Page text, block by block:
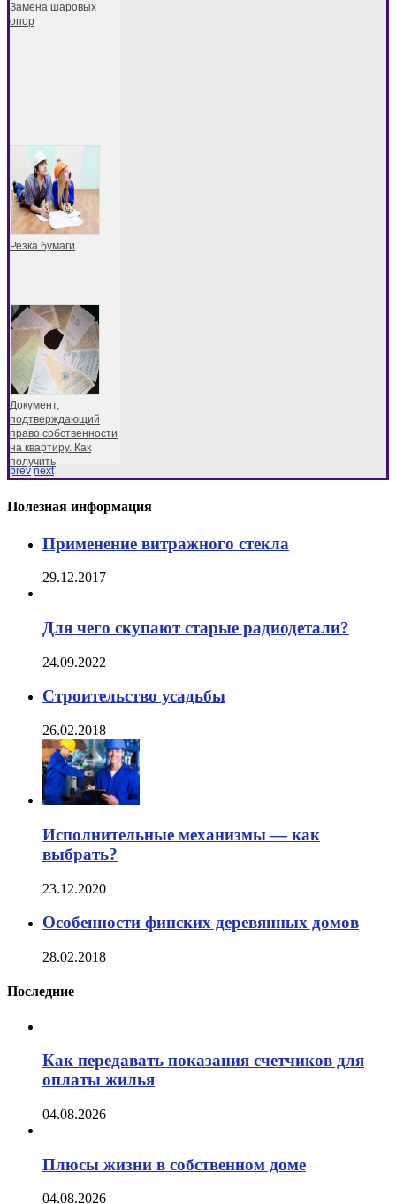
Замена шаровых
опор
Резка бумаги
Документ,
подтверждающий
право собственности
на квартиру. Как
получить
prev next
Полезная информация
Применение витражного стекла
29.12.2017
Для чего скупают старые радиодетали?
24.09.2022
Строительство усадьбы
26.02.2018
Исполнительные механизмы — как
выбрать?
23.12.2020
Особенности финских деревянных домов
28.02.2018
Последние
Как передавать показания счетчиков для
оплаты жилья
04.08.2026
Плюсы жизни в собственном доме
04.08.2026